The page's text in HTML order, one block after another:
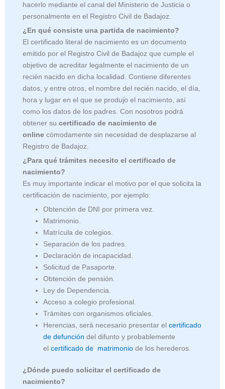
hacerlo mediante el canal del Ministerio de Justicia o
personalmente en el Registro Civil de Badajoz.
¿En qué consiste una partida de nacimiento?
El certificado literal de nacimiento es un documento
emitido por el Registro Civil de Badajoz que cumple el
objetivo de acreditar legalmente el nacimiento de un
recién nacido en dicha localidad. Contiene diferentes
datos, y entre otros, el nombre del recién nacido, el día,
hora y lugar en el que se produjo el nacimiento, así
como los datos de los padres. Con nosotros podrá
obtener su certificado de nacimiento de
online cómodamente sin necesidad de desplazarse al
Registro de Badajoz.
¿Para qué trámites necesito el certificado de
nacimiento?
Es muy importante indicar el motivo por el que solicita la
certificación de nacimiento, por ejemplo:
Obtención de DNI por primera vez.
Matrimonio.
Matrícula de colegios.
Separación de los padres.
Declaración de incapacidad.
Solicitud de Pasaporte.
Obtención de pensión.
Ley de Dependencia.
Acceso a colegio profesional.
Trámites con organismos oficiales.
Herencias, será necesario presentar elcertificado
de defunción del difunto y probablemente
elcertificado de matrimonio de los herederos.
¿Dónde puedo solicitar el certificado de
nacimiento?